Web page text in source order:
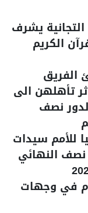
التجانية يشرف
الكريم
الفريق
تأهلهن الى
و إلى الدور نصف
للأمم سيدات
نصف النهائي
في وجهات